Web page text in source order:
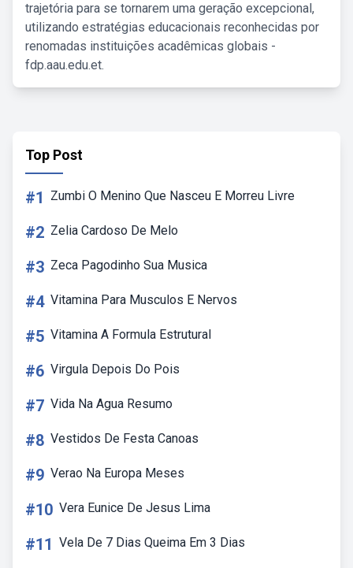
trajetória para se tornarem uma geração excepcional,
utilizando estratégias educacionais reconhecidas por
renomadas instituições acadêmicas globais -
fdp.aau.edu.et.
Top Post
#1 Zumbi O Menino Que Nasceu E Morreu Livre
#2 Zelia Cardoso De Melo
#3 Zeca Pagodinho Sua Musica
#4 Vitamina Para Musculos E Nervos
#5 Vitamina A Formula Estrutural
#6 Virgula Depois Do Pois
#7 Vida Na Agua Resumo
#8 Vestidos De Festa Canoas
#9 Verao Na Europa Meses
#10 Vera Eunice De Jesus Lima
#11 Vela De 7 Dias Queima Em 3 Dias